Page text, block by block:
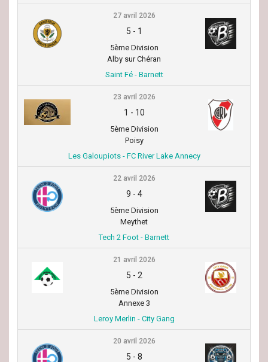
27 avril 2026
5 - 1
5ème Division
Alby sur Chéran
Saint Fé - Barnett
23 avril 2026
1 - 10
5ème Division
Poisy
Les Galoupiots - FC River Lake Annecy
22 avril 2026
9 - 4
5ème Division
Meythet
Tech 2 Foot - Barnett
21 avril 2026
5 - 2
5ème Division
Annexe 3
Leroy Merlin - City Gang
20 avril 2026
5 - 8